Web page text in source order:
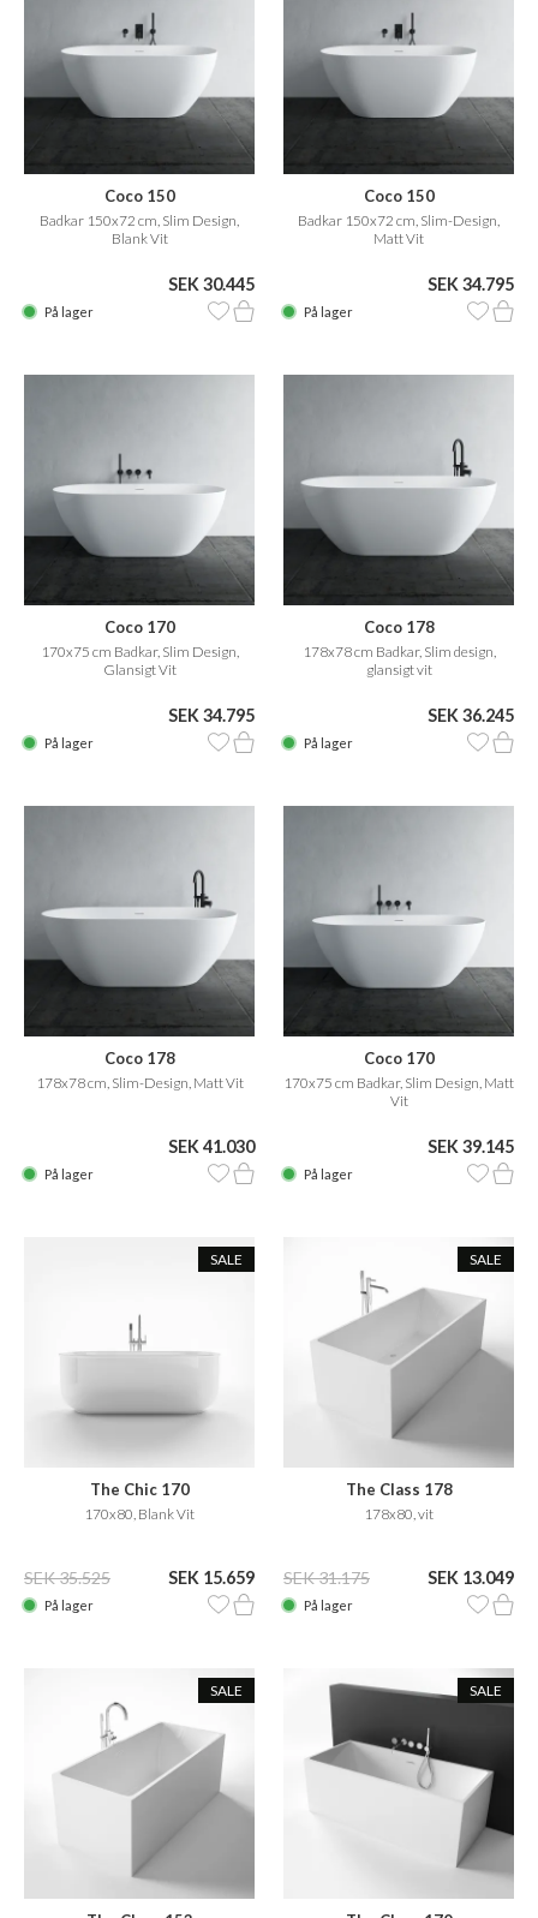
Coco 150
Badkar 150x72 cm, Slim Design,
Blank Vit
SEK 30.445
På lager
Coco 150
Badkar 150x72 cm, Slim-Design,
Matt Vit
SEK 34.795
På lager
Coco 170
170x75 cm Badkar, Slim Design,
Glansigt Vit
SEK 34.795
På lager
Coco 178
178x78 cm Badkar, Slim design,
glansigt vit
SEK 36.245
På lager
Coco 178
178x78 cm, Slim-Design, Matt Vit
SEK 41.030
På lager
Coco 170
170x75 cm Badkar, Slim Design, Matt
Vit
SEK 39.145
På lager
SALE
The Chic 170
170x80, Blank Vit
SEK 35.525 SEK 15.659
På lager
SALE
The Class 178
178x80, vit
SEK 31.175 SEK 13.049
På lager
SALE SALE